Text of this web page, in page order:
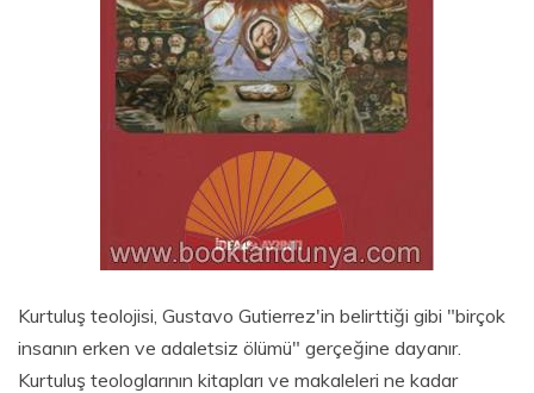
Kurtuluş teolojisi, Gustavo Gutierrez'in belirttiği gibi "birçok
insanın erken ve adaletsiz ölümü" gerçeğine dayanır.
Kurtuluş teologlarının kitapları ve makaleleri ne kadar